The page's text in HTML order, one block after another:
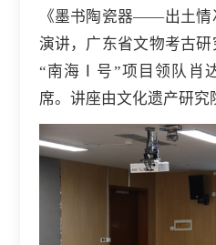
《墨书陶瓷器——出土情
演讲，广东省文物考古研
“南海Ⅰ号”项目领队肖
席。讲座由文化遗产研究